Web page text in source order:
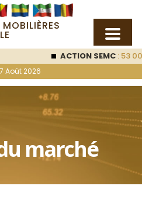
ACTION SEMC: 53 000
Août 2026
marché